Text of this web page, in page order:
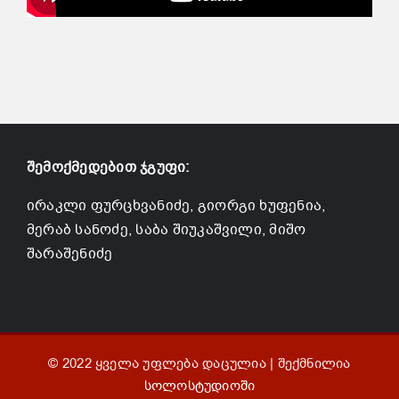
შემოქმედებით ჯგუფი:
ირაკლი ფურცხვანიძე, გიორგი ხუფენია,
მერაბ სანოძე, საბა შიუკაშვილი, მიშო
შარაშენიძე
© 2022 ყველა უფლება დაცულია | შექმნილია
სოლოსტუდიოში